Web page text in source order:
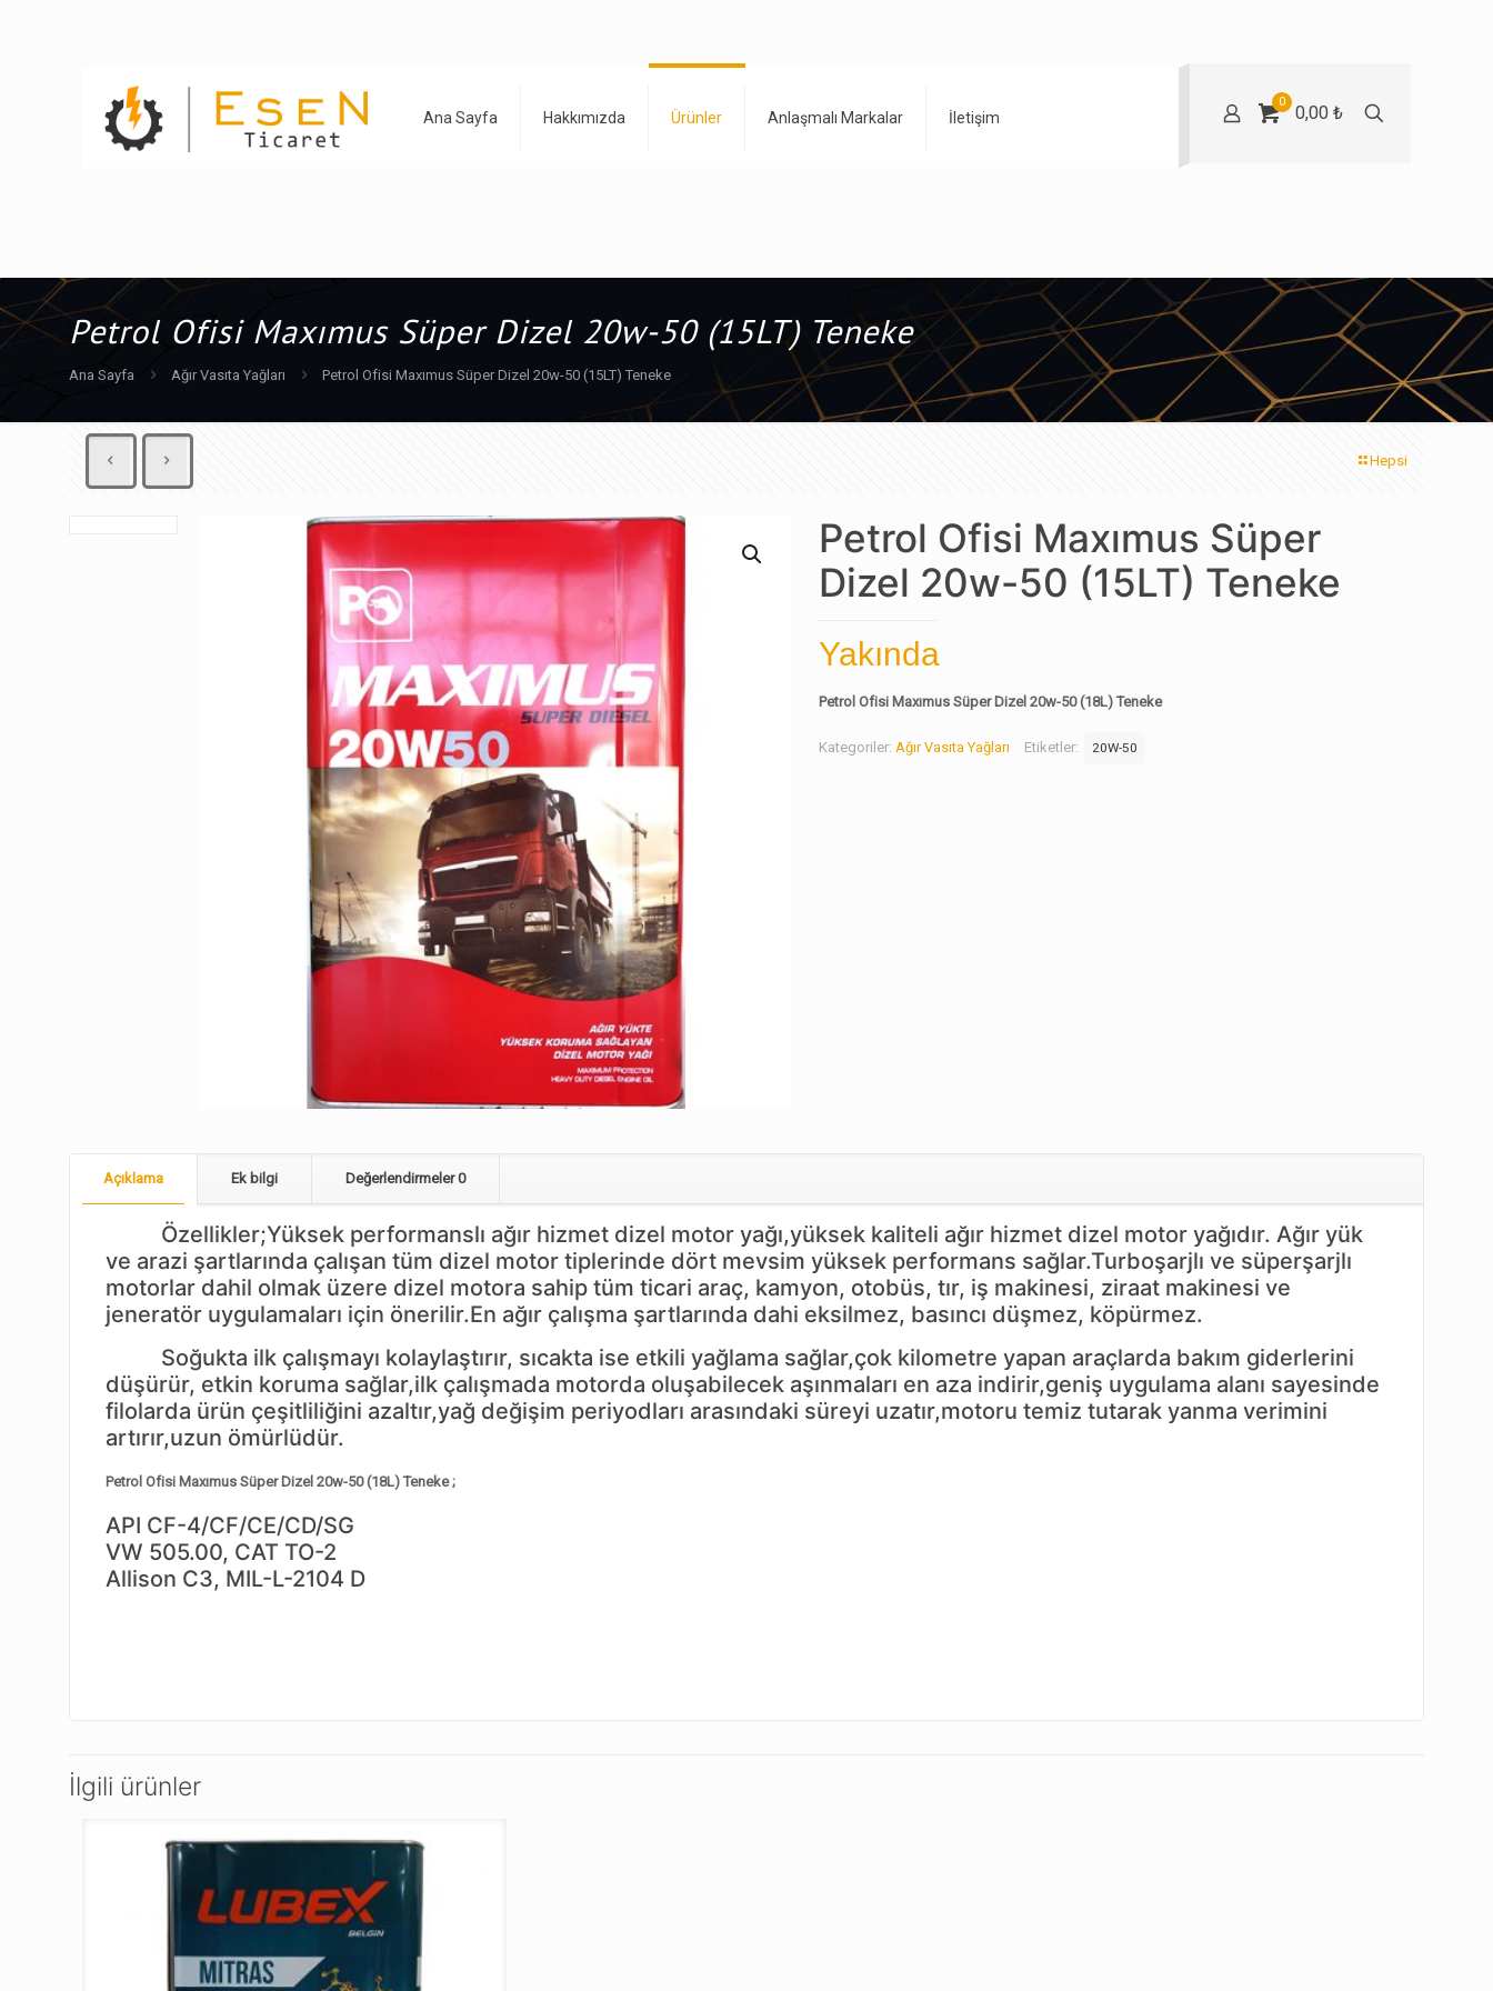
Ana Sayfa Hakkımızda Ürünler Anlaşmalı Markalar İletişim
0
0,00 ₺
Petrol Ofisi Maxımus Süper Dizel 20w-50 (15LT) Teneke
Ana Sayfa Ağır Vasıta Yağları Petrol Ofisi Maxımus Süper Dizel 20w-50 (15LT) Teneke
Hepsi
Petrol Ofisi Maxımus Süper
Dizel 20w-50 (15LT) Teneke
Yakında
Petrol Ofisi Maxımus Süper Dizel 20w-50 (18L) Teneke
Kategoriler: Ağır Vasıta Yağları Etiketler: 20W-50
Açıklama Ek bilgi Değerlendirmeler0
Özellikler;Yüksek performanslı ağır hizmet dizel motor yağı,yüksek kaliteli ağır hizmet dizel motor yağıdır. Ağır yük
ve arazi şartlarında çalışan tüm dizel motor tiplerinde dört mevsim yüksek performans sağlar.Turboşarjlı ve süperşarjlı
motorlar dahil olmak üzere dizel motora sahip tüm ticari araç, kamyon, otobüs, tır, iş makinesi, ziraat makinesi ve
jeneratör uygulamaları için önerilir.En ağır çalışma şartlarında dahi eksilmez, basıncı düşmez, köpürmez.
Soğukta ilk çalışmayı kolaylaştırır, sıcakta ise etkili yağlama sağlar,çok kilometre yapan araçlarda bakım giderlerini
düşürür, etkin koruma sağlar,ilk çalışmada motorda oluşabilecek aşınmaları en aza indirir,geniş uygulama alanı sayesinde
filolarda ürün çeşitliliğini azaltır,yağ değişim periyodları arasındaki süreyi uzatır,motoru temiz tutarak yanma verimini
artırır,uzun ömürlüdür.
Petrol Ofisi Maxımus Süper Dizel 20w-50 (18L) Teneke ;
API CF-4/CF/CE/CD/SG
VW 505.00, CAT TO-2
Allison C3, MIL-L-2104 D
İlgili ürünler